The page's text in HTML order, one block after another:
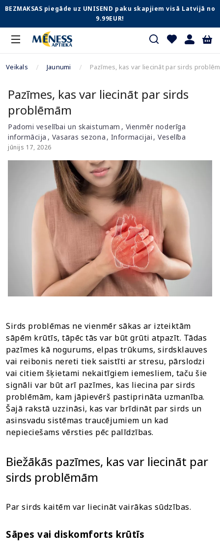
BEZMAKSAS piegāde uz UNISEND paku skapjiem visā Latvijā no
9.99EUR!
Veikals Jaunumi Pazīmes, kas var liecināt par sirds
Pazīmes, kas var liecināt par sirds
problēmām
Padomi veselībai un skaistumam Vienmēr noderīga
informācija Vasaras sezona Informacijai Veselība
jūnijs 17, 2026
Sirds problēmas ne vienmēr sākas ar izteiktām
sāpēm krūtīs, tāpēc tās var būt grūti atpazīt. Tādas
pazīmes kā nogurums, elpas trūkums, sirdsklauves
vai reibonis nereti tiek saistīti ar stresu, pārslodzi
vai citiem šķietami nekaitīgiem iemesliem, taču šie
signāli var būt arī pazīmes, kas liecina par sirds
problēmām, kam jāpievērš pastiprināta uzmanība.
Šajā rakstā uzzināsi, kas var brīdināt par sirds un
asinsvadu sistēmas traucējumiem un kad
nepieciešams vērsties pēc palīdzības.
Biežākās pazīmes, kas var liecināt par
sirds problēmām
Par sirds kaitēm var liecināt vairākas sūdzības.
Sāpes vai diskomforts krūtīs